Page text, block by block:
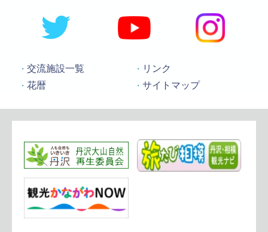
交流施設一覧
リンク
花暦
サイトマップ